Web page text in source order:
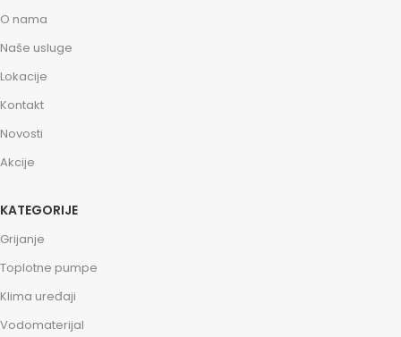
O nama
Naše usluge
Lokacije
Kontakt
Novosti
Akcije
KATEGORIJE
Grijanje
Toplotne pumpe
Klima uređaji
Vodomaterijal